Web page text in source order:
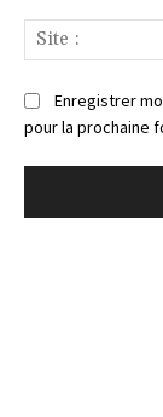
Enregistrer
pour la prochaine